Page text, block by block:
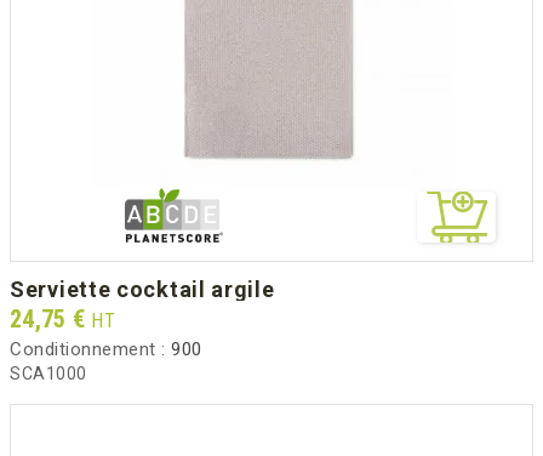
serviette cocktail argile
Prix
24,75 € HT
Conditionnement : 900
SCA1000